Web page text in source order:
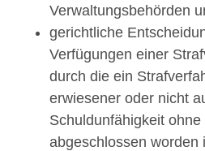
Verwaltungsbehörden
gerichtliche
Verfügungen einer
durch die ein
erwiesener oder nicht
Schuldunfähigkeit ohne
abgeschlossen worden